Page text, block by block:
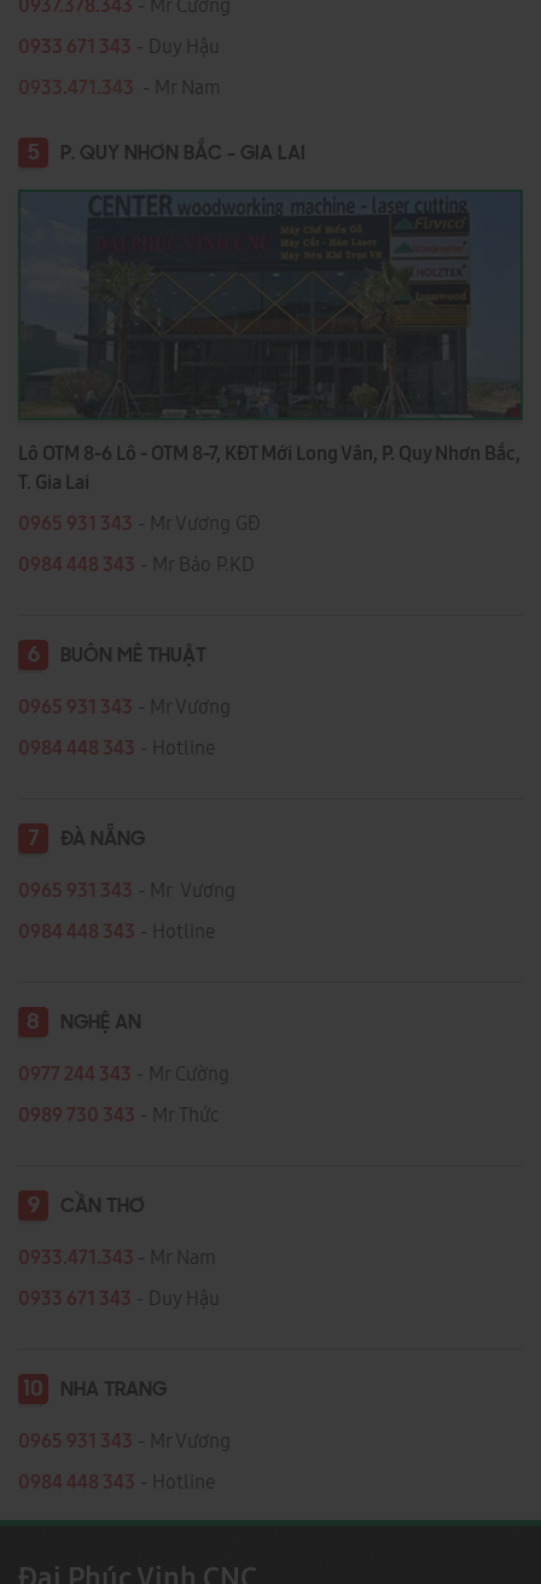
0933 671 343 - Duy Hậu
0933.471.343 - Mr Nam
5 P. QUY NHƠN BẮC - GIA LAI
Lô OTM 8-6 Lô - OTM 8-7, KĐT Mới Long Vân, P. Quy Nhơn Bắc,
T. Gia Lai
0965 931 343 - Mr Vương GĐ
0984 448 343 - Mr Bảo P.KD
6 BUÔN MÊ THUẬT
0965 931 343 - Mr Vương
0984 448 343 - Hotline
7 ĐÀ NẴNG
0965 931 343 - Mr Vương
0984 448 343 - Hotline
8 NGHỆ AN
0977 244 343 - Mr Cường
0989 730 343 - Mr Thức
9 CẦN THƠ
0933.471.343 - Mr Nam
0933 671 343 - Duy Hậu
10 NHA TRANG
0965 931 343 - Mr Vương
0984 448 343 - Hotline